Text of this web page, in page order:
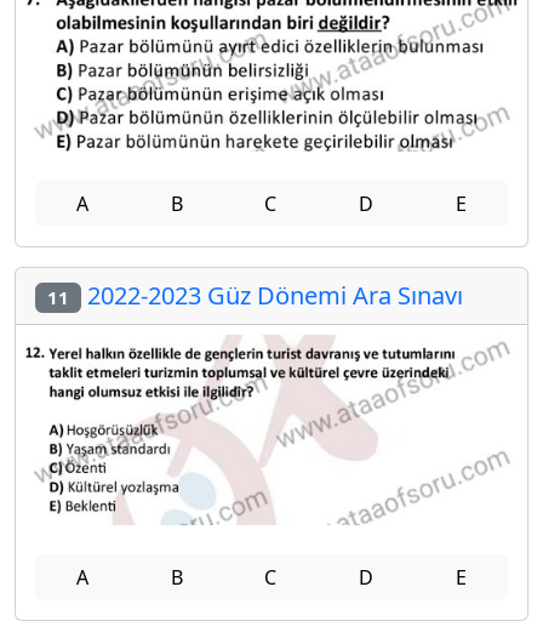
A B C D E
11 2022-2023 Güz Dönemi Ara Sınavı
A B C D E